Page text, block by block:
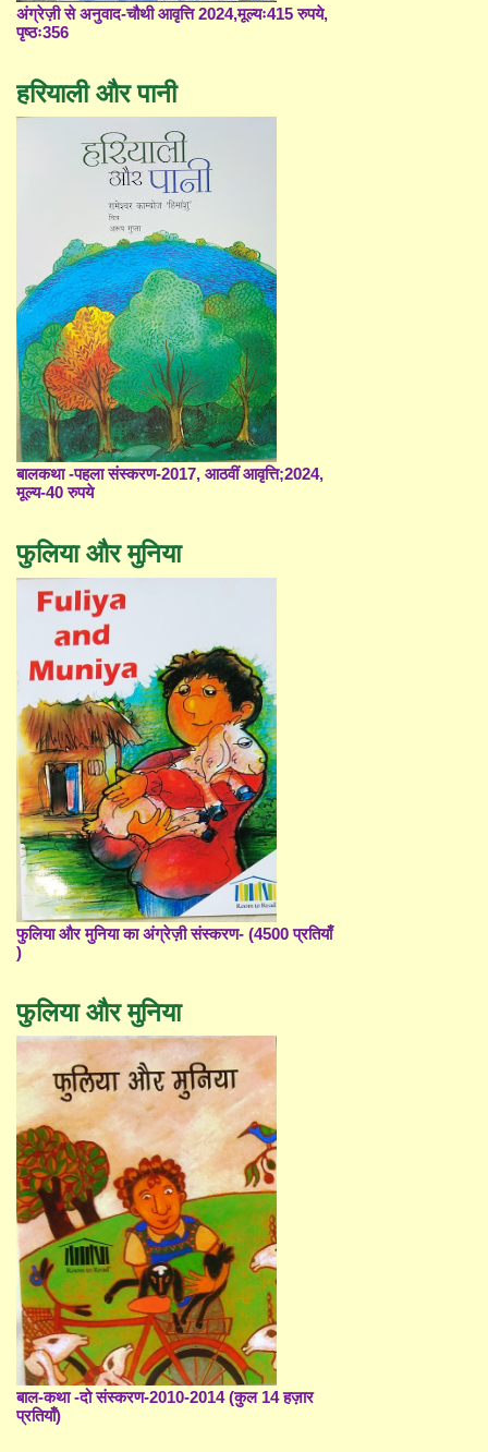
अंग्रेज़ी से अनुवाद-चौथी आवृत्ति 2024,मूल्यः415 रुपये,
पृष्ठः356
हरियाली और पानी
बालकथा -पहला संस्करण-2017, आठवीं आवृत्ति;2024,
मूल्य-40 रुपये
फुलिया और मुनिया
फुलिया और मुनिया का अंग्रेज़ी संस्करण- (4500 प्रतियाँ
)
फुलिया और मुनिया
बाल-कथा -दो संस्करण-2010-2014 (कुल 14 हज़ार
प्रतियाँ)